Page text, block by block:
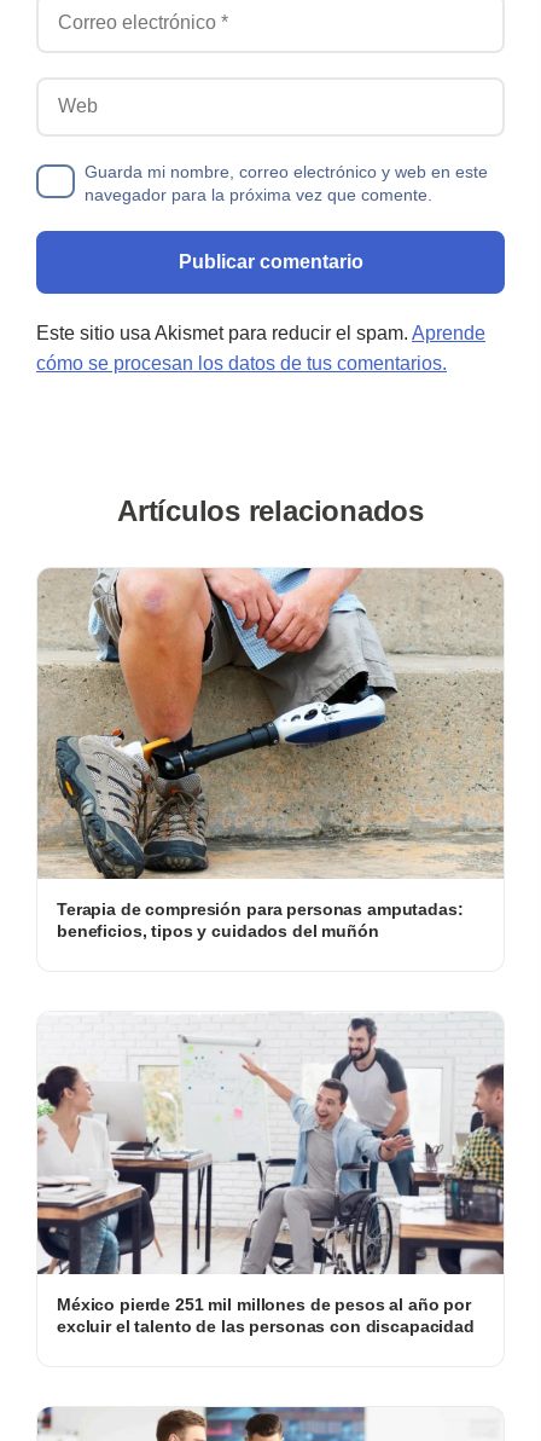
Guarda mi nombre, correo electrónico y web en este
navegador para la próxima vez que comente.
Este sitio usa Akismet para reducir el spam. Aprende
cómo se procesan los datos de tus comentarios.
Artículos relacionados
Terapia de compresión para personas amputadas:
beneficios, tipos y cuidados del muñón
México pierde 251 mil millones de pesos al año por
excluir el talento de las personas con discapacidad